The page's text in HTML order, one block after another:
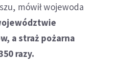
mówił wojewoda
a straż pożarna
razy.